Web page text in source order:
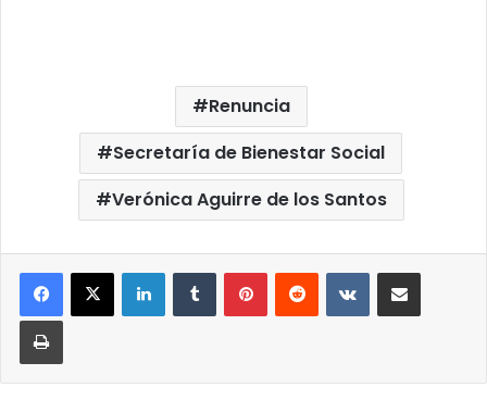
Renuncia
Secretaría de Bienestar Social
Verónica Aguirre de los Santos
LinkedInTumblrPinterestReddit VKontakteCompartir por correo
Imprimir